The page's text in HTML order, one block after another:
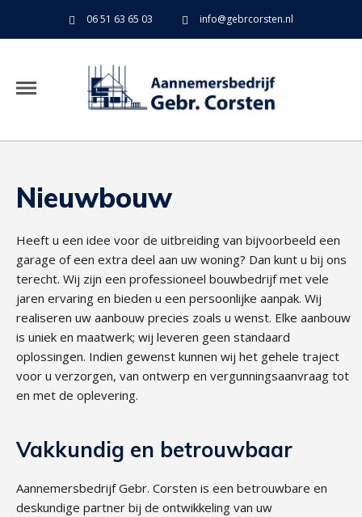
06 51 63 65 03 info@gebrcorsten.nl
Nieuwbouw
Heeft u een idee voor de uitbreiding van bijvoorbeeld een
garage of een extra deel aan uw woning? Dan kunt u bij ons
terecht. Wij zijn een professioneel bouwbedrijf met vele
jaren ervaring en bieden u een persoonlijke aanpak. Wij
realiseren uw aanbouw precies zoals u wenst. Elke aanbouw
is uniek en maatwerk; wij leveren geen standaard
oplossingen. Indien gewenst kunnen wij het gehele traject
voor u verzorgen, van ontwerp en vergunningsaanvraag tot
en met de oplevering.
Vakkundig en betrouwbaar
Aannemersbedrijf Gebr. Corsten is een betrouwbare en
deskundige partner bij de ontwikkeling van uw